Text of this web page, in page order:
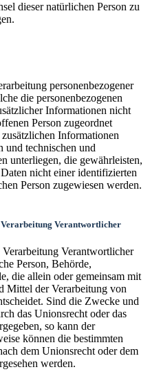
dieser natürlichen Person zu
personenbezogener
die personenbezogenen
Informationen nicht
Person zugeordnet
Informationen
und technischen und
unterliegen, die gewährleisten,
nicht einer identifizierten
Person zugewiesen werden.
Verantwortlicher
Verantwortlicher
Person, Behörde,
die allein oder gemeinsam mit
Mittel der Verarbeitung von
Sind die Zwecke und
das Unionsrecht oder das
so kann der
können die bestimmten
dem Unionsrecht oder dem
werden.